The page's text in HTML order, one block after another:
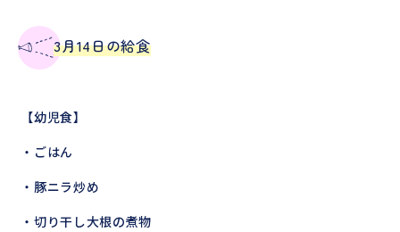
3月14日の給食
【幼児食】
・ごはん
・豚ニラ炒め
・切り干し大根の煮物